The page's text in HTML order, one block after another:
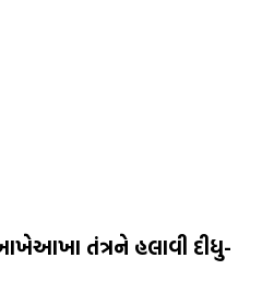
તંત્રને હલાવી દીધુ-